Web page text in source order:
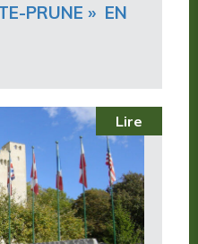
PRUNE » EN
Lire